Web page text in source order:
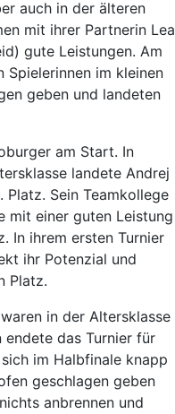
auch in der älteren
mit ihrer Partnerin Lea
gute Leistungen. Am
Spielerinnen im kleinen
geben und landeten
am Start. In
landete Andrej
Sein Teamkollege
mit einer guten Leistung
In ihrem ersten Turnier
ihr Potenzial und
Platz.
in der Altersklasse
das Turnier für
im Halbfinale knapp
geschlagen geben
anbrennen und